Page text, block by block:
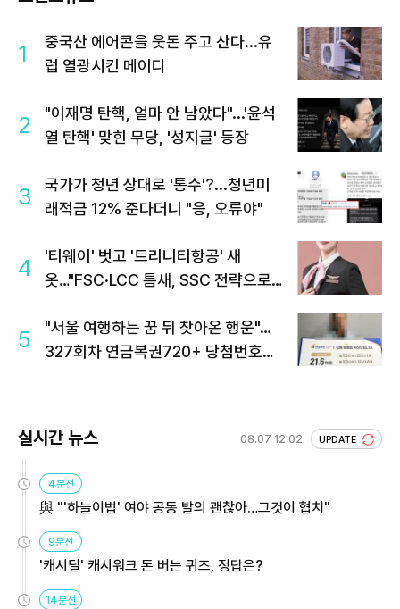
1
중국산 에어콘을 웃돈 주고 산다...유
럽 열광시킨 메이디
2
"이재명 탄핵, 얼마 안 남았다"...'윤석
열 탄핵' 맞힌 무당, '성지글' 등장
3
국가가 청년 상대로 '통수'?...청년미
래적금 12% 준다더니 "응, 오류야"
4
'티웨이' 벗고 '트리니티항공' 새
옷…"FSC·LCC 틈새, SSC 전략으로
5
"서울 여행하는 꿈 뒤 찾아온 행운"…
327회차 연금복권720+ 당첨번호조
실시간 뉴스 08.07 12:02 UPDATE
4분전
與 "'하늘이법' 여야 공동 발의 괜찮아…그것이 협치"
9분전
'캐시딜' 캐시워크 돈 버는 퀴즈, 정답은?
14분전